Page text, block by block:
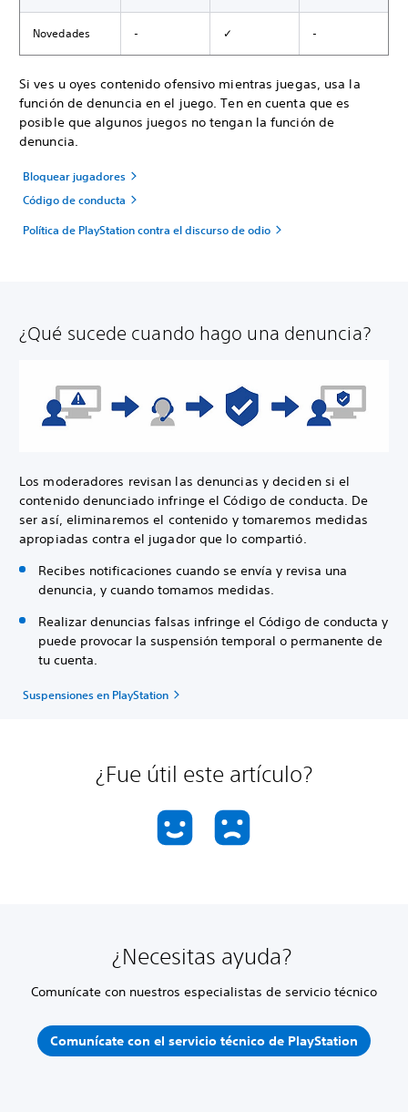
Novedades - ✓ -
Si ves u oyes contenido ofensivo mientras juegas, usa la
función de denuncia en el juego. Ten en cuenta que es
posible que algunos juegos no tengan la función de
denuncia.
Bloquear jugadores
Código de conducta
Política de PlayStation contra el discurso de odio
¿Qué sucede cuando hago una denuncia?
Los moderadores revisan las denuncias y deciden si el
contenido denunciado infringe el Código de conducta. De
ser así, eliminaremos el contenido y tomaremos medidas
apropiadas contra el jugador que lo compartió.
Recibes notificaciones cuando se envía y revisa una
denuncia, y cuando tomamos medidas.
Realizar denuncias falsas infringe el Código de conducta y
puede provocar la suspensión temporal o permanente de
tu cuenta.
Suspensiones en PlayStation
¿Fue útil este artículo?
¿Necesitas ayuda?
Comunícate con nuestros especialistas de servicio técnico
Comunícate con el servicio técnico de PlayStation